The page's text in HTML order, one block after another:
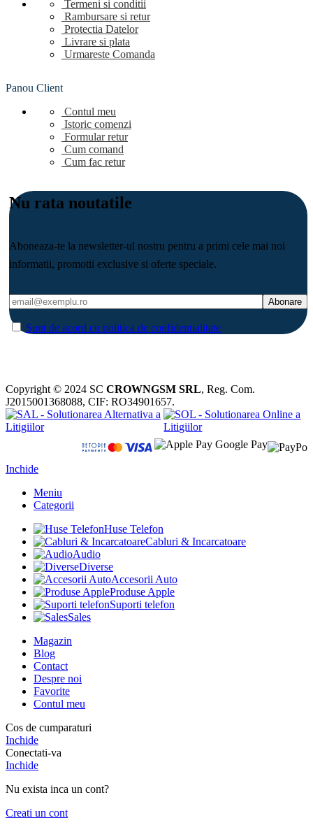
Termeni si conditii
Rambursare si retur
Protectia Datelor
Livrare si plata
Urmareste Comanda
Panou Client
Contul meu
Istoric comenzi
Formular retur
Cum comand
Cum fac retur
Nu rata noutatile
Aboneaza-te la newsletter-ul nostru pentru a primi cele mai noi
informatii, promotii exclusive si oferte speciale.
Sunt de acord cu politica de confidentialitate
Copyright © 2024 SC CROWNGSM SRL, Reg. Com.
J2015001368088, CIF: RO34901657.
Inchide
Meniu
Categorii
Huse Telefon
Cabluri & Incarcatoare
Audio
Diverse
Accesorii Auto
Produse Apple
Suporti telefon
Sales
Magazin
Blog
Contact
Despre noi
Favorite
Contul meu
Cos de cumparaturi
Inchide
Conectati-va
Inchide
Nu exista inca un cont?
Creati un cont